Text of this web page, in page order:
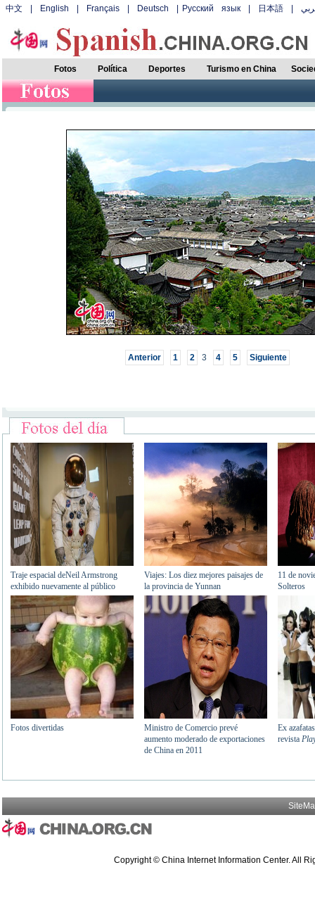
中文 English Français Deutsch Русский язык 日本語
Fotos Política Deportes Turismo en China
Anterior 1 2 3 4 5 Siguiente
Copyright © China Internet Information Center. All